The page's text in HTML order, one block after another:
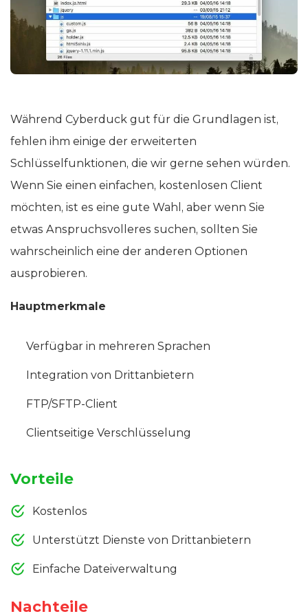
Während Cyberduck gut für die Grundlagen ist,
fehlen ihm einige der erweiterten
Schlüsselfunktionen, die wir gerne sehen würden.
Wenn Sie einen einfachen, kostenlosen Client
möchten, ist es eine gute Wahl, aber wenn Sie
etwas Anspruchsvolleres suchen, sollten Sie
wahrscheinlich eine der anderen Optionen
ausprobieren.
Hauptmerkmale
Verfügbar in mehreren Sprachen
Integration von Drittanbietern
FTP/SFTP-Client
Clientseitige Verschlüsselung
Vorteile
Kostenlos
Unterstützt Dienste von Drittanbietern
Einfache Dateiverwaltung
Nachteile